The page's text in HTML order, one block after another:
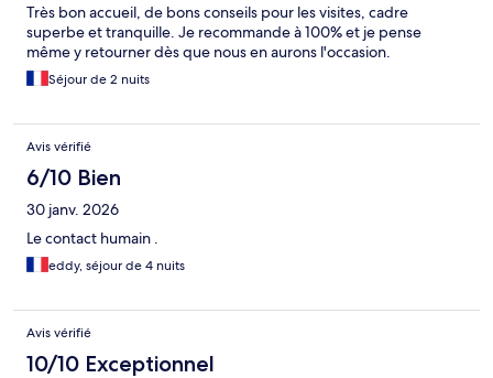
Très bon accueil, de bons conseils pour les visites, cadre
superbe et tranquille. Je recommande à 100% et je pense
même y retourner dès que nous en aurons l'occasion.
Séjour de 2 nuits
Avis vérifié
6/10 Bien
30 janv. 2026
Le contact humain .
eddy, séjour de 4 nuits
Avis vérifié
10/10 Exceptionnel